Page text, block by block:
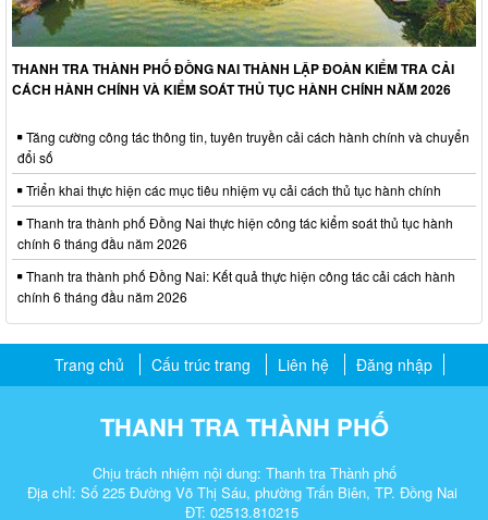
THANH TRA THÀNH PHỐ ĐỒNG NAI THÀNH LẬP ĐOÀN KIỂM TRA CẢI
CÁCH HÀNH CHÍNH VÀ KIỂM SOÁT THỦ TỤC HÀNH CHÍNH NĂM 2026
Tăng cường công tác thông tin, tuyên truyền cải cách hành chính và chuyển
đổi số
Triển khai thực hiện các mục tiêu nhiệm vụ cải cách thủ tục hành chính
Thanh tra thành phố Đồng Nai thực hiện công tác kiểm soát thủ tục hành
chính 6 tháng đầu năm 2026
Thanh tra thành phố Đồng Nai: Kết quả thực hiện công tác cải cách hành
chính 6 tháng đầu năm 2026
Trang chủ Cấu trúc trang Liên hệ Đăng nhập
THANH TRA THÀNH PHỐ
Chịu trách nhiệm nội dung: Thanh tra Thành phố
Địa chỉ: Số 225 Đường Võ Thị Sáu, phường Trấn Biên, TP. Đồng Nai
ĐT: 02513.810215